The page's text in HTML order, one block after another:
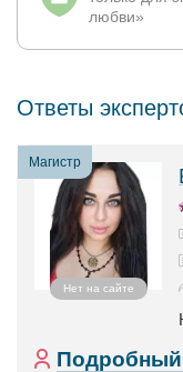
любви»
Ответы
Магистр
Нет на сайте